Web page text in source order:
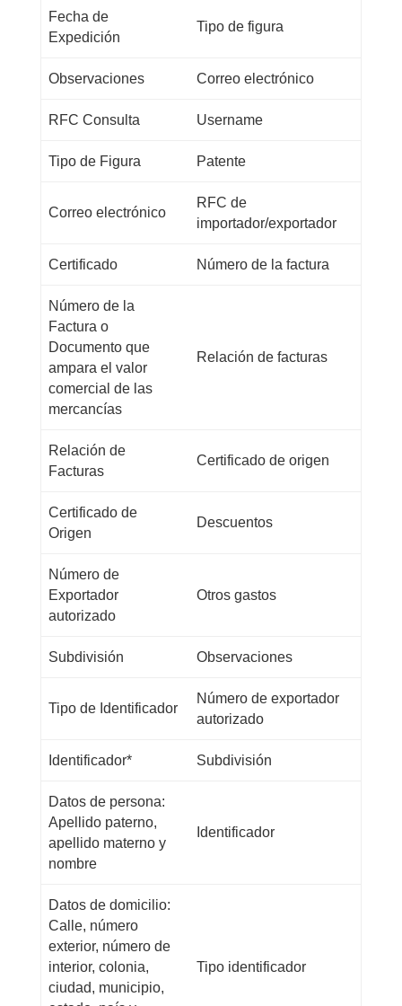
Fecha de
Expedición
Tipo de figura
Observaciones Correo electrónico
RFC Consulta Username
Tipo de Figura Patente
Correo electrónico
RFC de
importador/exportador
Certificado Número de la factura
Número de la
Factura o
Documento que
ampara el valor
comercial de las
mercancías
Relación de facturas
Relación de
Facturas
Certificado de origen
Certificado de
Origen
Descuentos
Número de
Exportador
autorizado
Otros gastos
Subdivisión Observaciones
Tipo de Identificador
Número de exportador
autorizado
Identificador* Subdivisión
Datos de persona:
Apellido paterno,
apellido materno y
nombre
Identificador
Datos de domicilio:
Calle, número
exterior, número de
interior, colonia,
ciudad, municipio,
Tipo identificador